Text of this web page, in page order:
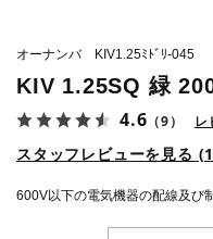
オーナンバ KIV1.25ﾐﾄﾞﾘ-045
KIV 1.25SQ 緑
4.6 （9） レ
スタッフレビューを見る
600V以下の電気機器の配線及び